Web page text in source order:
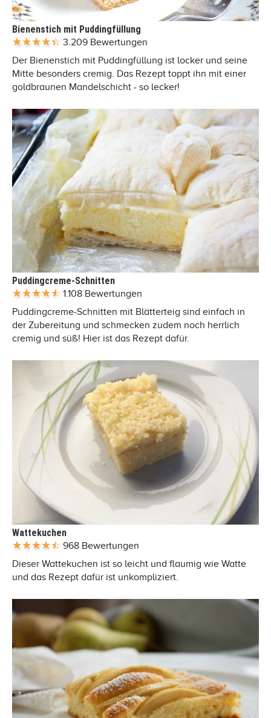
Bienenstich mit Puddingfüllung
3.209 Bewertungen
Der Bienenstich mit Puddingfüllung ist locker und seine
Mitte besonders cremig. Das Rezept toppt ihn mit einer
goldbraunen Mandelschicht - so lecker!
Puddingcreme-Schnitten
1.108 Bewertungen
Puddingcreme-Schnitten mit Blätterteig sind einfach in
der Zubereitung und schmecken zudem noch herrlich
cremig und süß! Hier ist das Rezept dafür.
Wattekuchen
968 Bewertungen
Dieser Wattekuchen ist so leicht und flaumig wie Watte
und das Rezept dafür ist unkompliziert.